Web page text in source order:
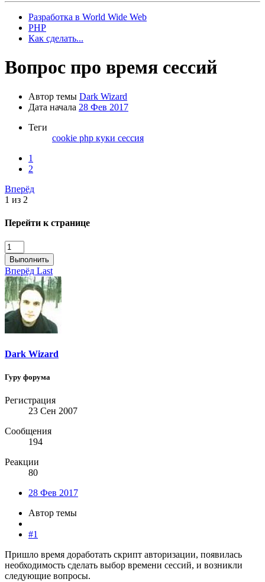
Разработка в World Wide Web
PHP
Как сделать...
Вопрос про время сессий
Автор темы Dark Wizard
Дата начала 28 Фев 2017
Теги
cookie php куки сессия
1
2
Вперёд
1 из 2
Перейти к странице
Выполнить
Вперёд Last
Dark Wizard
Гуру форума
Регистрация
23 Сен 2007
Сообщения
194
Реакции
80
28 Фев 2017
Автор темы
#1
Пришло время доработать скрипт авторизации, появилась
необходимость сделать выбор времени сессий, и возникли
следующие вопросы.